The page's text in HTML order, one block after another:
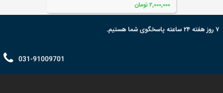
۲,۰۰۰,۰۰۰ تومان
۷ روز هفته ۲۴ ساعته پاسخگوی شما هستیم.
031-91009701